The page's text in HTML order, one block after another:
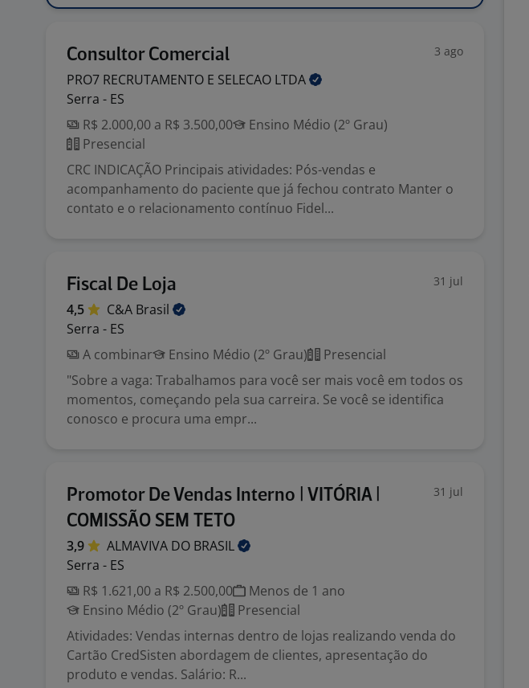
Consultor Comercial 3 ago
PRO7 RECRUTAMENTO E SELECAO LTDA
Serra - ES
R$ 2.000,00 a R$ 3.500,00
Ensino Médio (2º Grau)
Presencial
CRC INDICAÇÃO Principais atividades: Pós-vendas e
acompanhamento do paciente que já fechou contrato Manter o
contato e o relacionamento contínuo Fidel...
Fiscal De Loja 31 jul
4,5 C&A Brasil
Serra - ES
A combinar
Ensino Médio (2º Grau)
Presencial
"Sobre a vaga: Trabalhamos para você ser mais você em todos os
momentos, começando pela sua carreira. Se você se identifica
conosco e procura uma empr...
Promotor De Vendas Interno | VITÓRIA |
COMISSÃO SEM TETO
31 jul
3,9 ALMAVIVA DO BRASIL
Serra - ES
R$ 1.621,00 a R$ 2.500,00
Menos de 1 ano
Ensino Médio (2º Grau)
Presencial
Atividades: Vendas internas dentro de lojas realizando venda do
Cartão CredSisten abordagem de clientes, apresentação do
produto e vendas. Salário: R...